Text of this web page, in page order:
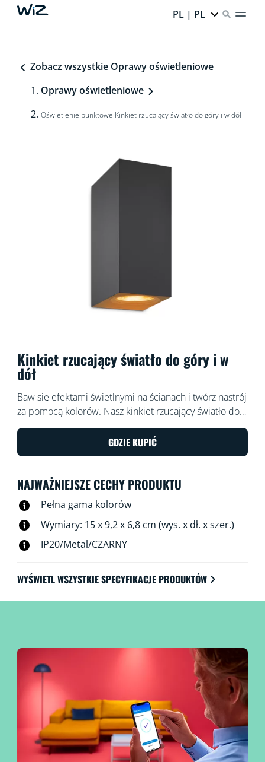
PL | PL
Zobacz wszystkie Oprawy oświetleniowe
Oprawy oświetleniowe
Oświetlenie punktowe Kinkiet rzucający światło do góry i w dół
Kinkiet rzucający światło do góry i w
dół
Baw się efektami świetlnymi na ścianach i twórz nastrój
za pomocą kolorów. Nasz kinkiet rzucający światło do
góry i w dół, przeznaczony do użytku w
pomieszczeniach, tworzy niesaomowite kształty ze
światła, cienia i kolorów, nadając pomieszczeniu
GDZIE KUPIĆ
NAJWAŻNIEJSZE CECHY PRODUKTU
Pełna gama kolorów
Wymiary: 15 x 9,2 x 6,8 cm (wys. x dł. x szer.)
IP20/Metal/CZARNY
WYŚWIETL WSZYSTKIE SPECYFIKACJE PRODUKTÓW